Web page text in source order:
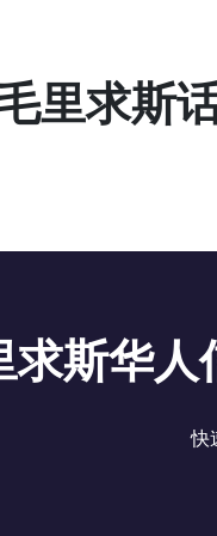
里求斯
求斯华人
快